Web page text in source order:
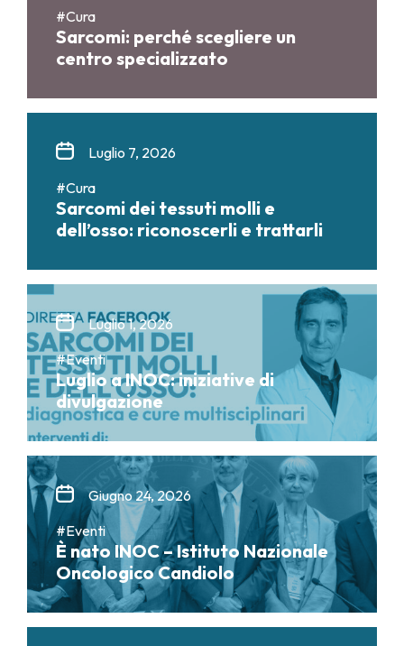
#Cura
Sarcomi: perché scegliere un
centro specializzato
Luglio 7, 2026
#Cura
Sarcomi dei tessuti molli e
dell’osso: riconoscerli e trattarli
Luglio 1, 2026
#Eventi
Luglio a INOC: iniziative di
divulgazione
Giugno 24, 2026
#Eventi
È nato INOC – Istituto Nazionale
Oncologico Candiolo